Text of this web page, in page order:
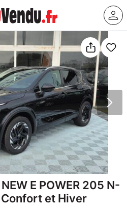
E POWER 205 N-
Confort et Hiver